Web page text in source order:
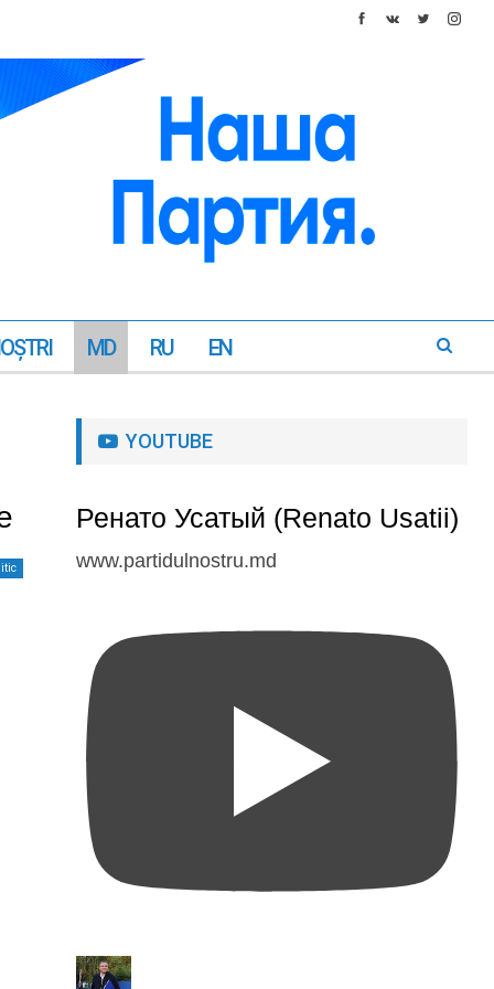
MD RU EN
YOUTUBE
Ренато Усатый (Renato Usatii)
www.partidulnostru.md